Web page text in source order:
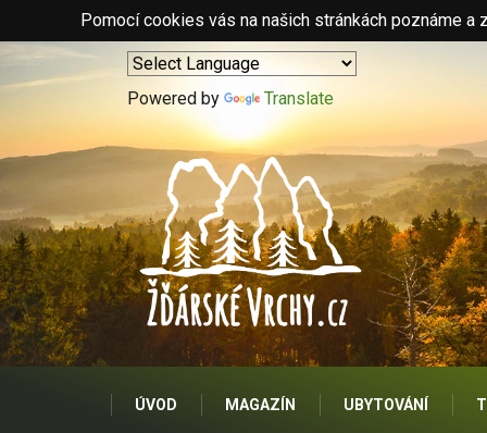
Pomocí cookies vás na našich stránkách poznáme
Powered by Translate
ÚVOD MAGAZÍN UBYTOVÁNÍ